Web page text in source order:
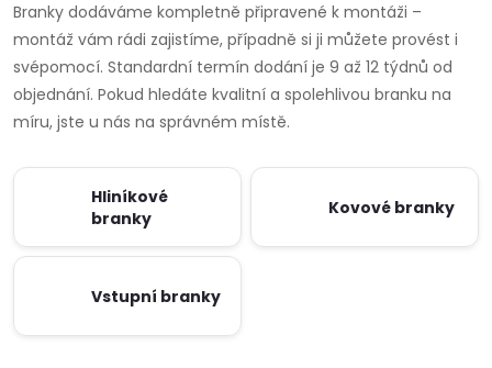
Branky dodáváme kompletně připravené k montáži –
montáž vám rádi zajistíme, případně si ji můžete provést i
svépomocí. Standardní termín dodání je 9 až 12 týdnů od
objednání. Pokud hledáte kvalitní a spolehlivou branku na
míru, jste u nás na správném místě.
Hliníkové
branky
Kovové branky
Vstupní branky